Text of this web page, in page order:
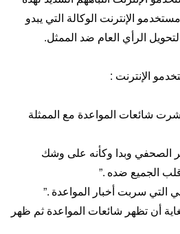
الإنترنت الوكالة التي يبدو
الرأي العام ضد الممثل.
الإنترنت :
شائعات المواعدة مع الممثلة
الصحفي وبدا وكأنه على وشك
قلب الجميع ضده .”
التي سربت أخبار المواعدة .”
أن تظهر شائعات المواعدة ثم ظهر